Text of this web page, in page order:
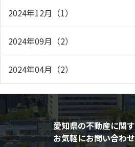
2024年12月（1）
2024年09月（2）
2024年04月（2）
愛知県の不動産に関
お気軽にお問い合わ